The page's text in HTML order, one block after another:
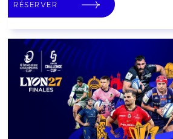
RÉSERVER